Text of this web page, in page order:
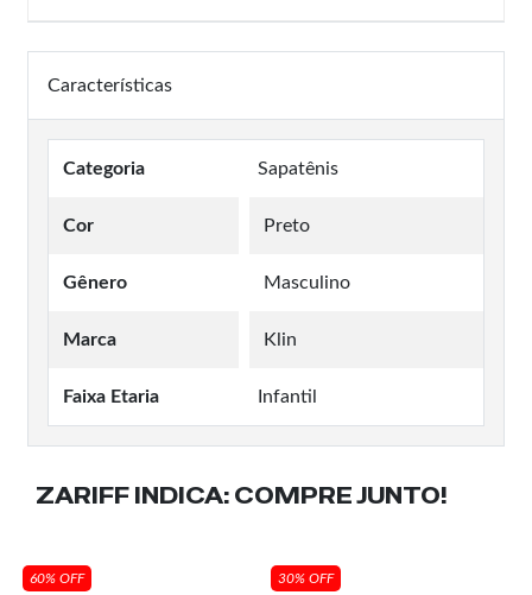
Características
Categoria Sapatênis
Cor Preto
Gênero Masculino
Marca Klin
Faixa Etaria Infantil
ZARIFF INDICA: COMPRE JUNTO!
60% OFF 30% OFF